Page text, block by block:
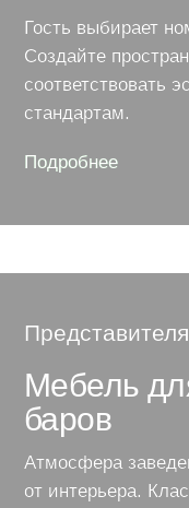
Гость выбирает
Создайте
соответствовать
стандартам.
Подробнее
Мебель
баров
Атмосфера
от интерьера.